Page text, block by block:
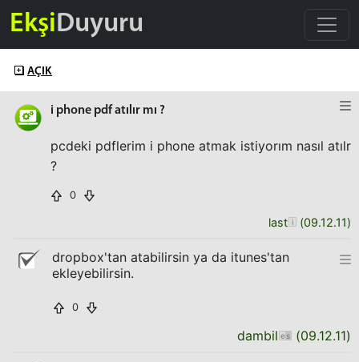
EkşiDuyuru
AÇIK
i phone pdf atılır mı ?
pcdeki pdflerim i phone atmak istiyorım nasıl atılr
?
0
last (09.12.11)
dropbox'tan atabilirsin ya da itunes'tan
ekleyebilirsin.
0
dambil (09.12.11)